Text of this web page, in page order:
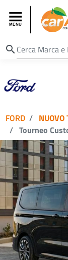
search
FORD
NUOVO
Tourneo